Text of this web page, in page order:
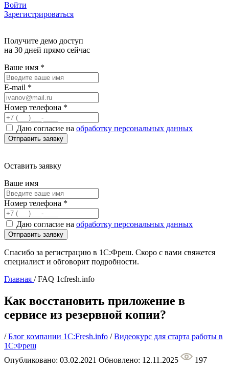
Войти
Зарегистрироваться
Получите демо доступ
на 30 дней прямо сейчас
Ваше имя *
E-mail *
Номер телефона *
Даю согласие на обработку персональных данных
Оставить заявку
Ваше имя
Номер телефона *
Даю согласие на обработку персональных данных
Спасибо за регистрацию в 1С:Фреш. Скоро с вами свяжется
специалист и обговорит подробности.
Главная /FAQ 1cfresh.info
Как восстановить приложение в
сервисе из резервной копии?
/ Блог компании 1С:Fresh.info / Видеокурс для старта работы в
1С:Фреш
Опубликовано: 03.02.2021 Обновлено: 12.11.2025
197